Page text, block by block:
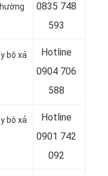
0835 748
593
bộ xả
Hotline
0904 706
588
bộ xả
Hotline
0901 742
092